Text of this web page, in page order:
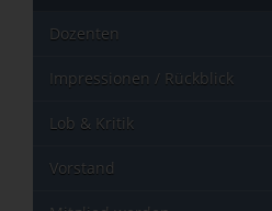
Dozenten
Impressionen / Rückblick
Lob & Kritik
Vorstand